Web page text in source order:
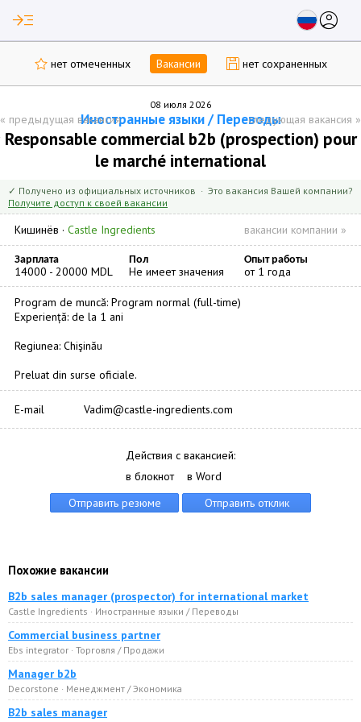
read_more account_circle
нет отмеченных Вакансии нет сохраненных
08 июля 2026
« предыдущая вакансияИностранные языки / Переводыследующая вакансия »
Responsable commercial b2b (prospection) pour
le marché international
✓ Получено из официальных источников · Это вакансия Вашей компании?
Получите доступ к своей вакансии
Кишинёв · Castle Ingredients вакансии компании »
Зарплата Пол Опыт работы
14000 - 20000 MDL Не имеет значения от 1 года
Program de muncă: Program normal (full-time)
Experiență: de la 1 ani
Regiunea: Chişinău
Preluat din surse oficiale.
E-mail Vadim@castle-ingredients.com
Действия с вакансией:
в блокнот
в Word
Похожие вакансии
B2b sales manager (prospector) for international market
Castle Ingredients · Иностранные языки / Переводы
Commercial business partner
Ebs integrator · Торговля / Продажи
Manager b2b
Decorstone · Менеджмент / Экономика
B2b sales manager